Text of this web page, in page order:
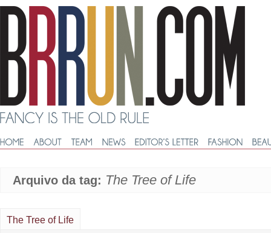
Arquivo da tag: The Tree of Life
The Tree of Life